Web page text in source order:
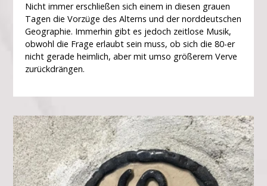
Nicht immer erschließen sich einem in diesen grauen
Tagen die Vorzüge des Alterns und der norddeutschen
Geographie. Immerhin gibt es jedoch zeitlose Musik,
obwohl die Frage erlaubt sein muss, ob sich die 80-er
nicht gerade heimlich, aber mit umso größerem Verve
zurückdrängen.